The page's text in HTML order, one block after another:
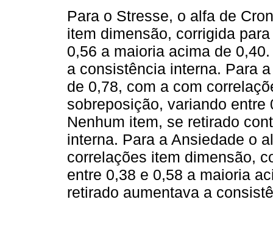
Para o Stresse, o alfa de
item dimensão, corrigida
0,56 a maioria acima de
a consistência interna. Para
de 0,78, com a com
sobreposição, variando
Nenhum item, se retirado
interna. Para a Ansiedade o
correlações item dimensão,
entre 0,38 e 0,58 a maioria
retirado aumentava a